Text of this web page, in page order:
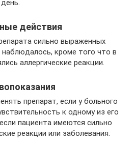
действия
сильно выраженных
кроме того что в
аллергические реакции.
препарат, если у больного
к одному из его
пациента имеются сильно
реакции или заболевания.